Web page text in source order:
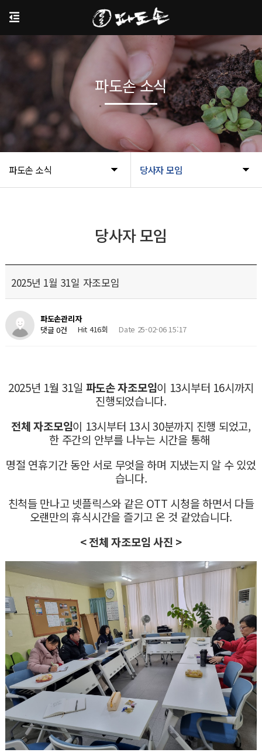
파도손 소식 당사자 모임
파도손 소식
당사자 모임
2025년 1월 31일 자조모임
파도손관리자
댓글 0건
Hit 416회 Date 25-02-06 15:17
2025년 1월 31일 파도손 자조모임이 13시부터 16시까지
진행되었습니다.
전체 자조모임이 13시부터 13시 30분까지 진행 되었고,
한 주간의 안부를 나누는 시간을 통해
명절 연휴기간 동안 서로 무엇을 하며 지냈는지 알 수 있었
습니다.
친척들 만나고 넷플릭스와 같은 OTT 시청을 하면서 다들
오랜만의 휴식시간을 즐기고 온 것 같았습니다.
< 전체 자조모임 사진 >